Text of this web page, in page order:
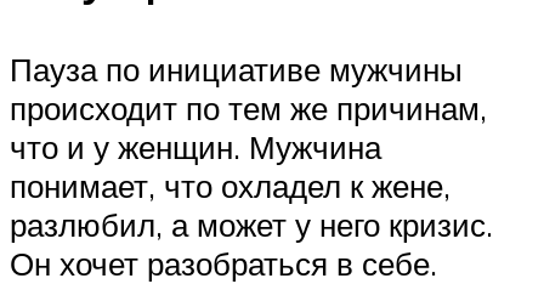
Пауза по инициативе мужчины
происходит по тем же причинам,
что и у женщин. Мужчина
понимает, что охладел к жене,
разлюбил, а может у него кризис.
Он хочет разобраться в себе.